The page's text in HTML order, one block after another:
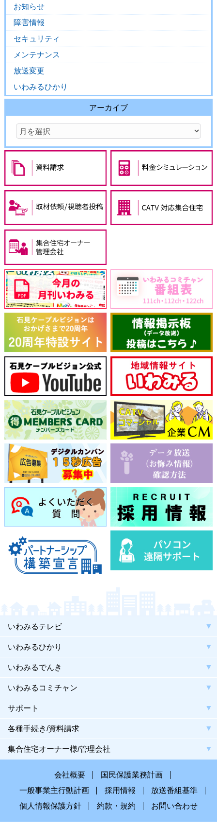
お知らせ
障害情報
セキュリティ
メンテナンス
放送変更
いわみるひかり
アーカイブ
いわみるテレビ
いわみるひかり
いわみるでんき
いわみるコミチャン
サポート
各種手続き/資料請求
集合住宅オーナー様/管理会社
会社概要
国民保護業務計画
一般事業主行動計画
採用情報
放送番組基準
個人情報保護方針
約款・規約 お問い合わせ